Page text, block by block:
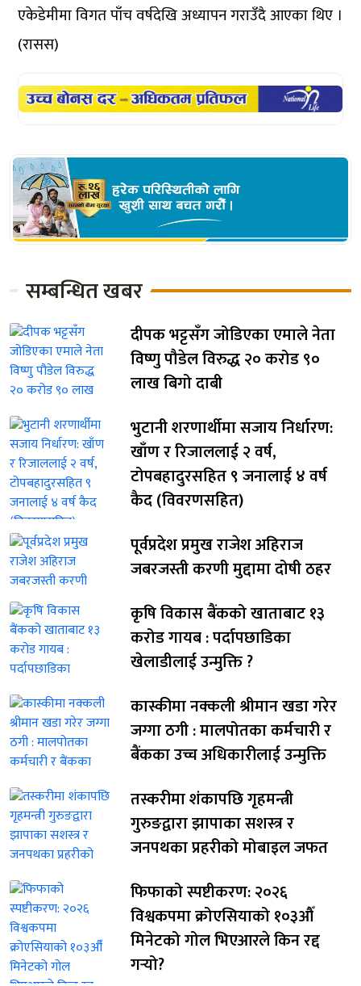
एकेडेमीमा विगत पाँच वर्षदेखि अध्यापन गराउँदै आएका थिए ।
(रासस)
सम्बन्धित खबर
दीपक भट्टसँग जोडिएका एमाले नेता
विष्णु पौडेल विरुद्ध २० करोड ९०
लाख बिगो दाबी
भुटानी शरणार्थीमा सजाय निर्धारण:
खाँण र रिजाललाई २ वर्ष,
टोपबहादुरसहित ९ जनालाई ४ वर्ष
कैद (विवरणसहित)
पूर्वप्रदेश प्रमुख राजेश अहिराज
जबरजस्ती करणी मुद्दामा दोषी ठहर
कृषि विकास बैंकको खाताबाट १३
करोड गायब : पर्दापछाडिका
खेलाडीलाई उन्मुक्ति ?
कास्कीमा नक्कली श्रीमान खडा गरेर
जग्गा ठगी : मालपोतका कर्मचारी र
बैंकका उच्च अधिकारीलाई उन्मुक्ति
तस्करीमा शंकापछि गृहमन्त्री
गुरुङद्वारा झापाका सशस्त्र र
जनपथका प्रहरीको मोबाइल जफत
फिफाको स्पष्टीकरण: २०२६
विश्वकपमा क्रोएसियाको १०३औँ
मिनेटको गोल भिएआरले किन रद्द
गर्‍यो?